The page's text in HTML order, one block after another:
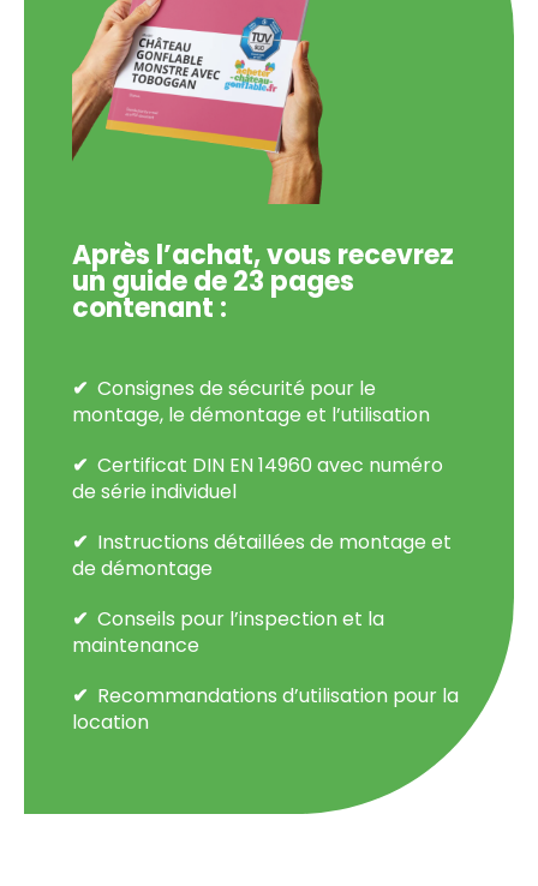
Après l’achat, vous recevrez
un guide de 23 pages
contenant :
Consignes de sécurité pour le
montage, le démontage et l’utilisation
Certificat DIN EN 14960 avec numéro
de série individuel
Instructions détaillées de montage et
de démontage
Conseils pour l’inspection et la
maintenance
Recommandations d’utilisation pour la
location